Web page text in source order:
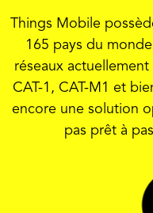
Things Mobile
165 pays du
réseaux
CAT-1, CAT-M1 et
encore une solution
pas prêt à